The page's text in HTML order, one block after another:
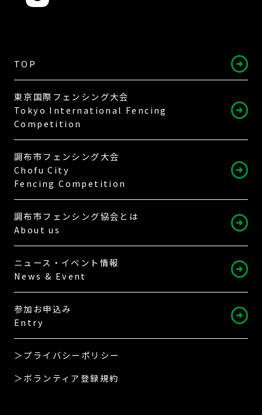
TOP
東京国際フェンシング大会
Tokyo International Fencing
Competition
調布市フェンシング大会
Chofu City
Fencing Competition
調布市フェンシング協会とは
About us
ニュース・イベント情報
News & Event
参加お申込み
Entry
＞プライバシーポリシー
＞ボランティア登録規約